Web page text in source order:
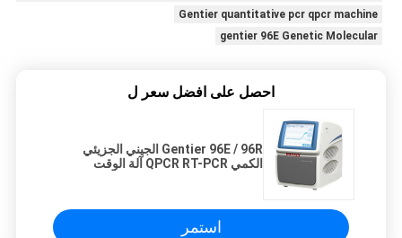
Gentier quantitative pcr qpcr machine
gentier 96E Genetic Molecular
احصل على افضل سعر ل
Gentier 96E / 96R الجيني الجزيئي
الكمي QPCR RT-PCR آلة الوقت
استمر